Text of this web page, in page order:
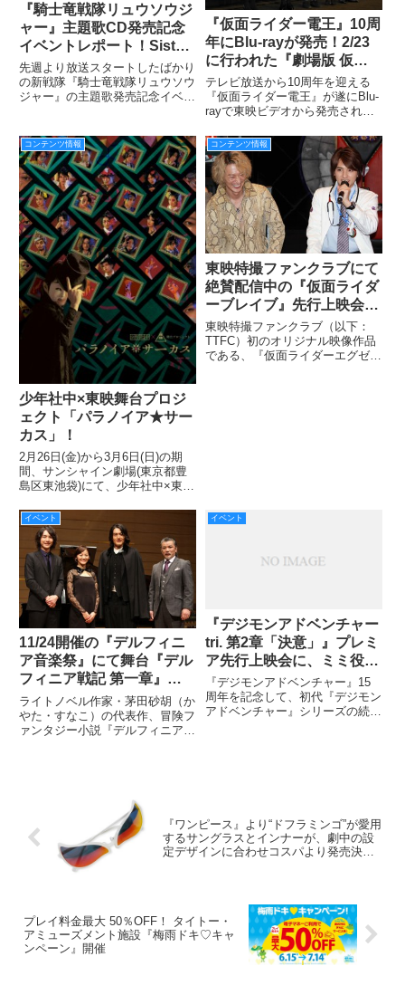
『騎士竜戦隊リュウソウジ
ャー』主題歌CD発売記念
イベントレポート！Sister
MAYOさんはじめ、幡野智
宏さんも松本寛也さんもリ
ュウソウレッドも子ども達
先週より放送スタートしたばかり
の新戦隊『騎士竜戦隊リュウソウ
ジャー』の主題歌発売記念イベン
て行われました！ オープニン
グテーマ「騎士竜戦隊リュウソウ
ジャー」は『宇宙戦隊キ
『仮面ライダー電王』10周
年にBlu-rayが発売！2/23
に行われた『劇場版 仮面
ライダー電王 俺、誕
生！』トークショー付き特
別上映会レポートをお届
け！
テレビ放送から10周年を迎える
『仮面ライダー電王』が遂にBlu-
rayで東映ビデオから発売されま
23日（木）に行われた“仮面ライ
ダー電王 10周年”×“新宿バルト9
10周年”『劇場版 仮面ライダー電
王
コンテンツ情報
少年社中×東映舞台プロジ
ェクト「パラノイア★サー
カス」！
2月26日(金)から3月6日(日)の期
間、サンシャイン劇場(東京都豊
島区東池袋)にて、少年社中×東映
イア★サーカス」(全15公演)が開
催される！
コンテンツ情報
東映特撮ファンクラブにて
絶賛配信中の『仮面ライダ
ーブレイブ』先行上映会時
のトークショーレポート！
東映特撮ファンクラブ（以下：
TTFC）初のオリジナル映像作品
である、『仮面ライダーエグゼイ
イベント
11/24開催の『デルフィニ
ア音楽祭』にて舞台『デル
フィニア戦記 第一章』の
公開製作発表！さらにウォ
ル役・蕨野友也＆リィ役・
佃井皆美のビジュアル初公
ライトノベル作家・茅田砂胡（か
やた・すなこ）の代表作、冒険フ
ァンタジー小説『デルフィニア戦
ボレーションで11/24ヤマ
イベント
『デジモンアドベンチャー
tri. 第2章「決意」』プレミ
ア先行上映会に、ミミ役の
吉田仁美と丈役の池田純矢
が登壇!
『デジモンアドベンチャー』15
周年を記念して、初代『デジモン
アドベンチャー』シリーズの続編
『ワンピース』より“ドフラミンゴ”が愛用
するサングラスとインナーが、劇中の設
定デザインに合わせコスパより発売決
プレイ料金最大 50％OFF！ タイトー・
アミューズメント施設『梅雨ドキ♡キャ
ンペーン』開催